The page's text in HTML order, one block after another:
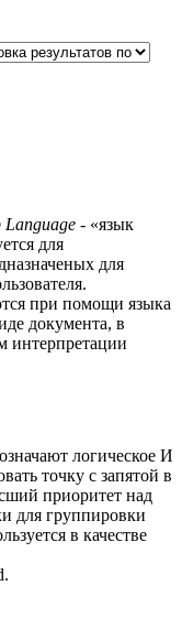
Language - «язык
для
для
при помощи языка
документа, в
интерпретации
логическое И
точку с запятой в
приоритет над
для группировки
в качестве